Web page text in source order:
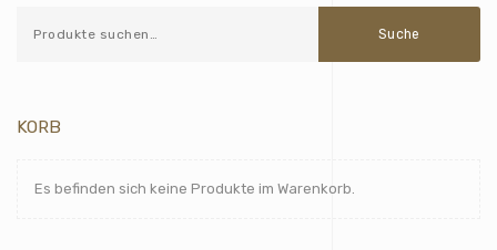
Suche
KORB
Es befinden sich keine Produkte im Warenkorb.